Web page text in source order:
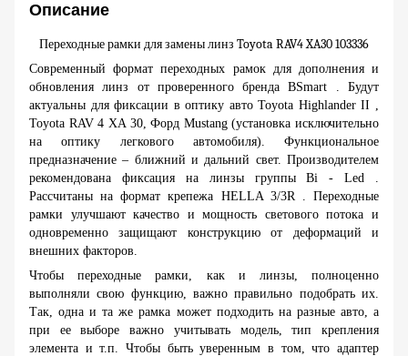
Описание
Переходные рамки для замены линз Toyota RAV4 XA30 103336
Современный формат переходных рамок для дополнения и
обновления линз от проверенного брендаBSmart
. Будут
актуальны для фиксации в оптику автоToyota Highlander II ,
Toyota RAV4 XA 30,Форд Mustang(установка исключительно
на оптику легкового автомобиля). Функциональное
предназначение – ближний и дальний свет. Производителем
рекомендована фиксация на линзы группыBi -Led
.
Рассчитаны на формат крепежа HELLA 3/3R . Переходные
рамки улучшают качество и мощность светового потока и
одновременно защищают конструкцию от деформаций и
внешних факторов.
Чтобы переходные рамки, как и линзы, полноценно
выполняли свою функцию, важно правильно подобрать их.
Так, одна и та же рамка может подходить на разные авто, а
при ее выборе важно учитывать модель, тип крепления
элемента и т.п. Чтобы быть уверенным в том, что адаптер